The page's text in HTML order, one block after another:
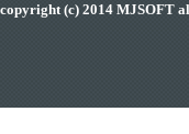
copyright (c) 2014 MJSOFT